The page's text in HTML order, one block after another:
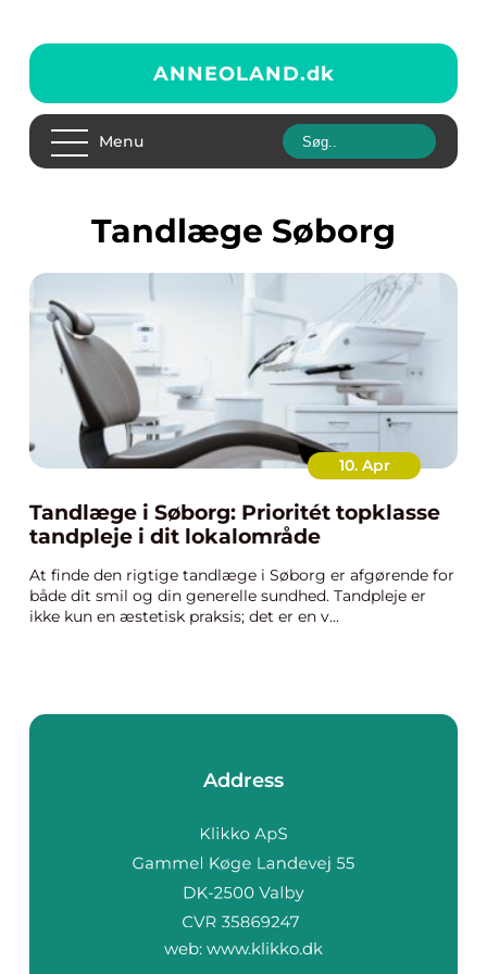
ANNEOLAND.dk
Menu
tandlæge Søborg
10. Apr
Tandlæge i Søborg: Prioritét topklasse
tandpleje i dit lokalområde
At finde den rigtige tandlæge i Søborg er afgørende for
både dit smil og din generelle sundhed. Tandpleje er
ikke kun en æstetisk praksis; det er en v...
Address
web: www.klikko.dk